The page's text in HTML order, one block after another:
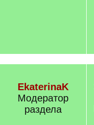
EkaterinaK
Модератор
раздела